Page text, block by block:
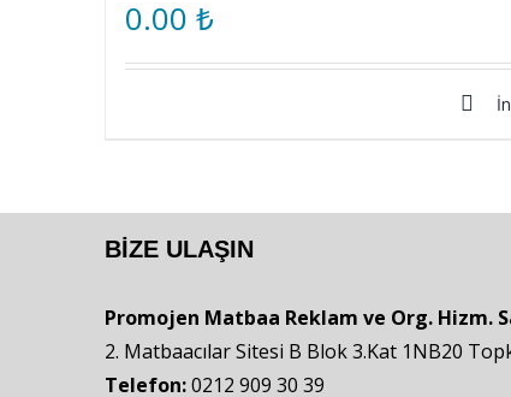
0.00 ₺
BIZE ULAŞIN
Promojen Matbaa Reklam ve Org. Hizm.
2. Matbaacılar Sitesi B Blok 3.Kat 1NB20
Telefon:0212 909 30 39